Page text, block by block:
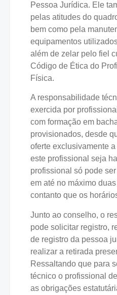
Pessoa Jurídica. Ele
pelas atitudes do
bem como pela
equipamentos
além de zelar pelo fiel
Código de Ética do
Física.
A responsabilidade
exercida por
com formação em
provisionados, desde
oferte exclusivamente
este profissional seja
profissional só pode
em até no máximo
contanto que os
Junto ao conselho, o
pode solicitar registro,
de registro da pessoa
realizar a retirada
Ressaltando que para
técnico o profissional
as obrigações